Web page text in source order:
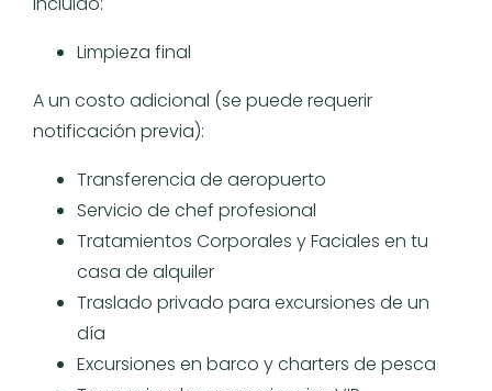
Limpieza final
A un costo adicional (se puede requerir
notificación previa):
Transferencia de aeropuerto
Servicio de chef profesional
Tratamientos Corporales y Faciales en tu
casa de alquiler
Traslado privado para excursiones de un
día
Excursiones en barco y charters de pesca